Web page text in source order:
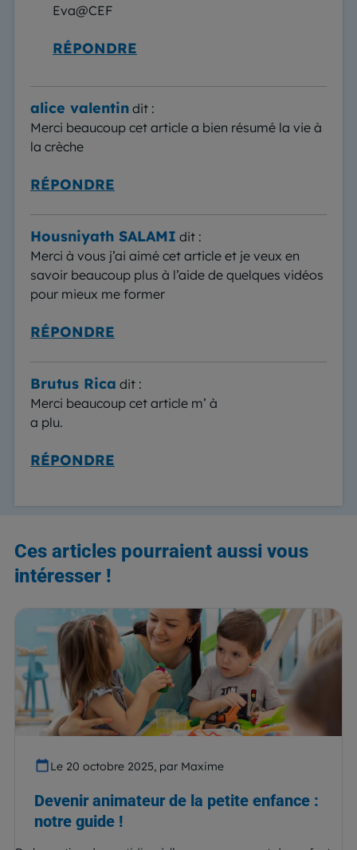
Eva@CEF
RÉPONDRE
alice valentin dit :
Merci beaucoup cet article a bien résumé la vie à
la crèche
RÉPONDRE
Housniyath SALAMI dit :
Merci à vous j’ai aimé cet article et je veux en
savoir beaucoup plus à l’aide de quelques vidéos
pour mieux me former
RÉPONDRE
Brutus Rica dit :
Merci beaucoup cet article m’ à
a plu.
RÉPONDRE
Ces articles pourraient aussi vous
intéresser !
Le 20 octobre 2025, par Maxime
Devenir animateur de la petite enfance :
notre guide !